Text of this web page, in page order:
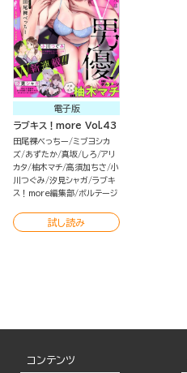
電子版
ラブキス！more Vol.43
田尾裸べっちー ミブヨシカ
ズ あずたか 真坂 しろ アリ
カタ 柚木マチ 高須加ちさ 小
川つぐみ 汐見シャガ ラブキ
ス！more編集部 ボルテージ
試し読み
コンテンツ